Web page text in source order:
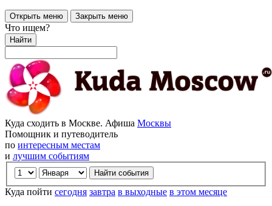
Открыть меню Закрыть меню
Что ищем?
Найти
Куда сходить в Москве. Афиша Москвы
Помощник и путеводитель
по интересным местам
и лучшим событиям
Куда пойти сегодня завтра в выходные в этом месяце